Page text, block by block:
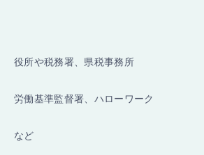
役所や税務署、県税事務所
労働基準監督署、ハローワーク
など